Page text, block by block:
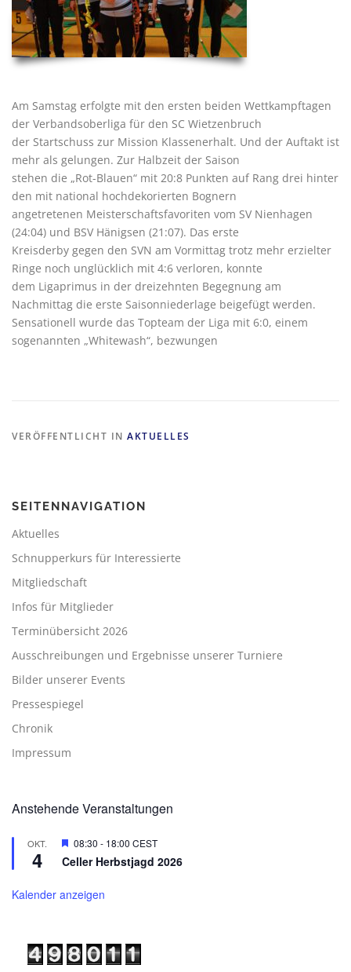
Am Samstag erfolgte mit den ersten beiden Wettkampftagen
der Verbandsoberliga für den SC Wietzenbruch
der Startschuss zur Mission Klassenerhalt. Und der Auftakt ist
mehr als gelungen. Zur Halbzeit der Saison
stehen die „Rot-Blauen“ mit 20:8 Punkten auf Rang drei hinter
den mit national hochdekorierten Bognern
angetretenen Meisterschaftsfavoriten vom SV Nienhagen
(24:04) und BSV Hänigsen (21:07). Das erste
Kreisderby gegen den SVN am Vormittag trotz mehr erzielter
Ringe noch unglücklich mit 4:6 verloren, konnte
dem Ligaprimus in der dreizehnten Begegnung am
Nachmittag die erste Saisonniederlage beigefügt werden.
Sensationell wurde das Topteam der Liga mit 6:0, einem
sogenannten „Whitewash“, bezwungen
VERÖFFENTLICHT IN AKTUELLES
SEITENNAVIGATION
Aktuelles
Schnupperkurs für Interessierte
Mitgliedschaft
Infos für Mitglieder
Terminübersicht 2026
Ausschreibungen und Ergebnisse unserer Turniere
Bilder unserer Events
Pressespiegel
Chronik
Impressum
Anstehende Veranstaltungen
OKT.
4
Hervorgehoben
08:30 - 18:00 CEST
Celler Herbstjagd 2026
Kalender anzeigen